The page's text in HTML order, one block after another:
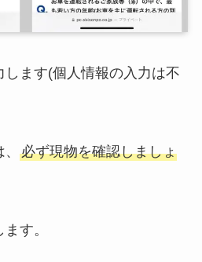
ます(個人情報の入力は不
必ず現物を確認しましょ
す。